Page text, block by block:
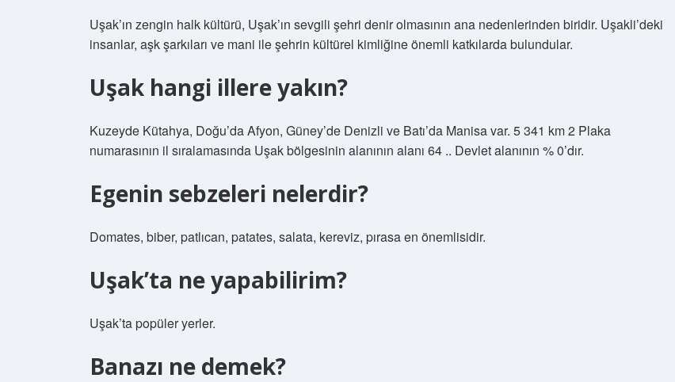
Uşak’ın zengin halk kültürü, Uşak’ın sevgili şehri denir olmasının ana nedenlerinden biridir. Uşakli’deki
insanlar, aşk şarkıları ve mani ile şehrin kültürel kimliğine önemli katkılarda bulundular.
Uşak hangi illere yakın?
Kuzeyde Kütahya, Doğu’da Afyon, Güney’de Denizli ve Batı’da Manisa var. 5 341 km 2 Plaka
numarasının il sıralamasında Uşak bölgesinin alanının alanı 64 .. Devlet alanının % 0’dır.
Egenin sebzeleri nelerdir?
Domates, biber, patlıcan, patates, salata, kereviz, pırasa en önemlisidir.
Uşak’ta ne yapabilirim?
Uşak’ta popüler yerler.
Banazı ne demek?